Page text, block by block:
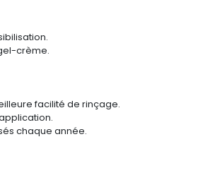
crème.
facilité de rinçage.
chaque année.